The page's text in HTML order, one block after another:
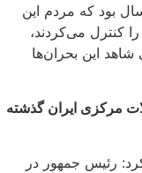
بود که مردم این
کنترل می‌کردند،
شاهد این بحران‌ها
مرکزی ایران گذشته
رئیس جمهور در